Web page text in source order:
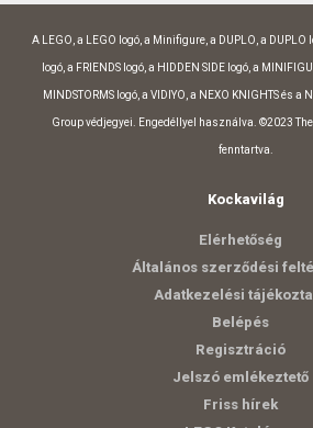
A LEGO, a LEGO logó, a Minifigure, a DUPLO, a
logó, a FRIENDS logó, a HIDDEN SIDE logó, a
MINDSTORMS logó, a VIDIYO, a NEXO KNIGHTS és a
Group védjegyei. Engedéllyel használva. ©2023
fenntartva.
Kockavilág
Elérhetőség
Általános szerződési
Adatkezelési
Belépés
Regisztráció
Jelszó emlékeztető
Friss hírek